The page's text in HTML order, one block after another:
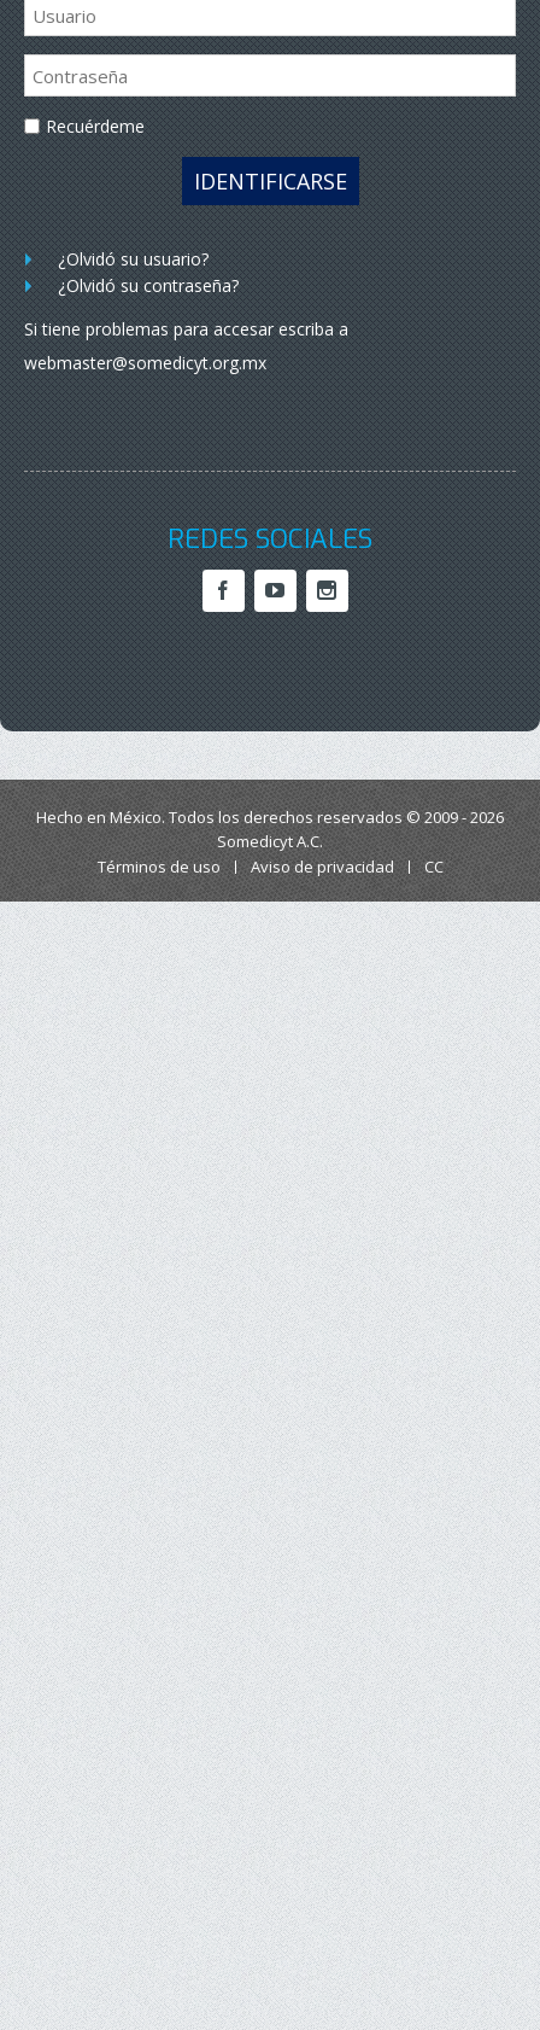
Recuérdeme
IDENTIFICARSE
¿Olvidó su usuario?
¿Olvidó su contraseña?
Si tiene problemas para accesar escriba a
webmaster@somedicyt.org.mx
REDES SOCIALES
Hecho en México. Todos los derechos reservados © 2009 - 2026
Somedicyt A.C.
Términos de uso
Aviso de privacidad CC